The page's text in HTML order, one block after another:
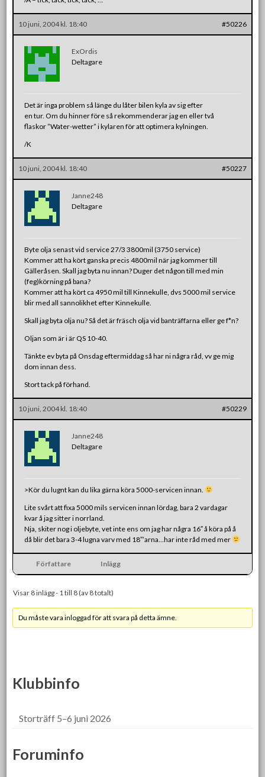
10 juni, 2004 kl. 18:40 #50226
ExOrdis
Deltagare
Det är inga problem så länge du låter bilen kyla av sig efter
en tur. Om du hinner före så rekommenderar jag en eller två
flaskor ”Water-wetter” i kylaren för att optimera kylningen.
/K
10 juni, 2004 kl. 18:40 #50227
Janne248
Deltagare
Byte olja senast vid service 27/3 3800mil (3750 service)
Kommer att ha kört ganska precis 4800mil när jag kommer till
Gälleråsen. Skall jag byta nu innan? Duger det någon till med min
(feg)körning på bana?
Kommer att ha kört ca 4950 mil till Kinnekulle, dvs 5000 mil service
blir med all sannolikhet efter Kinnekulle.
Skall jag byta olja nu? Så det är fräsch olja vid banträffarna eller ge f*n?
Oljan som är i är QS 10-40.
Tänkte ev byta på Onsdag eftermiddag så har ni några råd, vv ge mig
dom innan dess.
Stort tack på förhand.
10 juni, 2004 kl. 18:40 #50229
Janne248
Deltagare
>Kör du lugnt kan du lika gärna köra 5000-servicen innan.
Lite svårt att fixa 5000 mils servicen innan lördag, bara 2 vardagar
kvar å jag sitter i norrland.
Nja, skiter nog i oljebyte, vet inte ens om jag har några 16″ å köra på å
då blir det bara 3-4 lugna varv med 18″’arna…har inte råd med mer
Författare Inlägg
Visar 8 inlägg - 1 till 8 (av 8 totalt)
Du måste vara inloggad för att svara på detta ämne.
Klubbinfo
Storträff 5–6 juni 2026
Foruminfo